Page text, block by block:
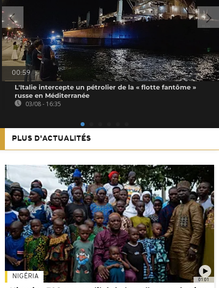
00:59
L'Italie intercepte un pétrolier de la « flotte fantôme »
russe en Méditerranée
03/08 - 16:35
PLUS D'ACTUALITÉS
01:01
NIGÉRIA